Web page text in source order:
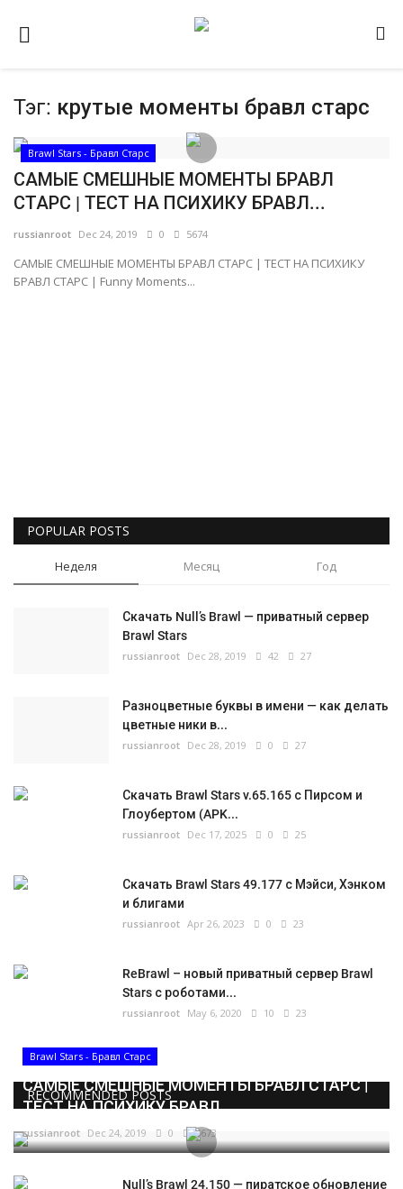
Домашняя
Видео
Contact
Наш ФОРУМ
Тэг: крутые моменты бравл старс
Brawl Stars - Бравл Старс
САМЫЕ СМЕШНЫЕ МОМЕНТЫ БРАВЛ
СТАРС | ТЕСТ НА ПСИХИКУ БРАВЛ...
russianroot Dec 24, 2019 0 5674
САМЫЕ СМЕШНЫЕ МОМЕНТЫ БРАВЛ СТАРС | ТЕСТ НА ПСИХИКУ
БРАВЛ СТАРС | Funny Moments...
POPULAR POSTS
Неделя Месяц Год
Скачать Null’s Brawl — приватный сервер
Brawl Stars
russianroot Dec 28, 2019 42 27
Разноцветные буквы в имени — как делать
цветные ники в...
russianroot Dec 28, 2019 0 27
Скачать Brawl Stars v.65.165 с Пирсом и
Глоубертом (APK...
russianroot Dec 17, 2025 0 25
Скачать Brawl Stars 49.177 с Мэйси, Хэнком
и блигами
russianroot Apr 26, 2023 0 23
ReBrawl – новый приватный сервер Brawl
Stars с роботами...
russianroot May 6, 2020 10 23
RECOMMENDED POSTS
Brawl Stars - Бравл Старс
САМЫЕ СМЕШНЫЕ МОМЕНТЫ БРАВЛ СТАРС |
ТЕСТ НА ПСИХИКУ БРАВЛ...
russianroot Dec 24, 2019 0 5673
Null’s Brawl 24.150 — пиратское обновление